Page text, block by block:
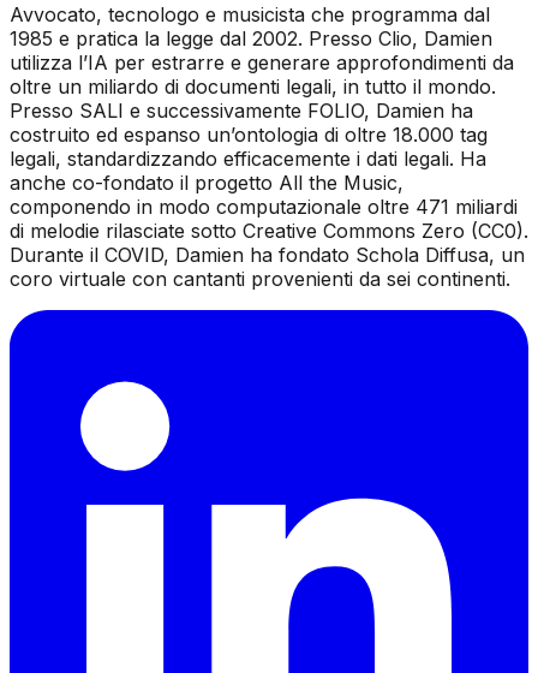
Avvocato, tecnologo e musicista che programma dal
1985 e pratica la legge dal 2002. Presso Clio, Damien
utilizza l’IA per estrarre e generare approfondimenti da
oltre un miliardo di documenti legali, in tutto il mondo.
Presso SALI e successivamente FOLIO, Damien ha
costruito ed espanso un’ontologia di oltre 18.000 tag
legali, standardizzando efficacemente i dati legali. Ha
anche co-fondato il progetto All the Music,
componendo in modo computazionale oltre 471 miliardi
di melodie rilasciate sotto Creative Commons Zero (CC0).
Durante il COVID, Damien ha fondato Schola Diffusa, un
coro virtuale con cantanti provenienti da sei continenti.